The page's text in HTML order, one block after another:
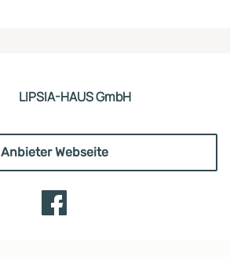
LIPSIA-HAUS GmbH
Anbieter Webseite